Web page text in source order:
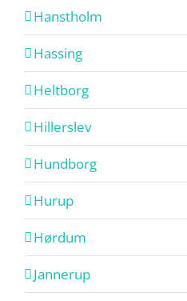
Hanstholm
Hassing
Heltborg
Hillerslev
Hundborg
Hurup
Hørdum
Jannerup